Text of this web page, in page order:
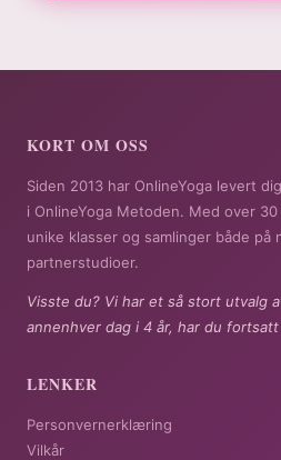
KORT OM OSS
Siden 2013 har OnlineYoga levert
i OnlineYoga Metoden. Med over
unike klasser og samlinger både på
partnerstudioer.
Visste du? Vi har et så stort utvalg
annenhver dag i 4 år, har du
LENKER
Personvernerklæring
Vilkår